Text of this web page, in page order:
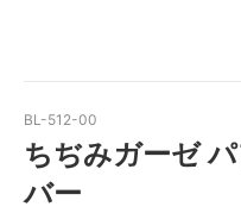
BL-512-00
ちぢみガーゼ
バー